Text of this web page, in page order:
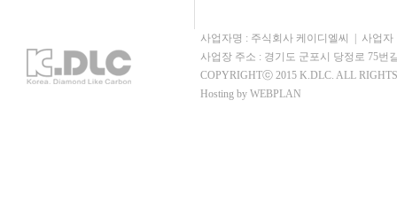
사업자명 : 주식회사 케이디엘씨 | 사업자
사업장 주소 : 경기도 군포시 당정로 75번
COPYRIGHTⓒ 2015 K.DLC. ALL
Hosting by WEBPLAN